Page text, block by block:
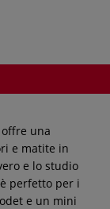
offre una
e matite in
e lo studio
perfetto per i
e un mini